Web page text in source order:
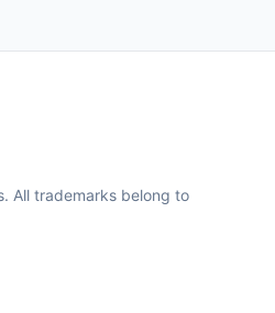
All trademarks belong to